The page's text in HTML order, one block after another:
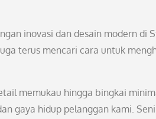
inovasi dan desain modern di
terus mencari cara untuk
memukau hingga bingkai
gaya hidup pelanggan kami.